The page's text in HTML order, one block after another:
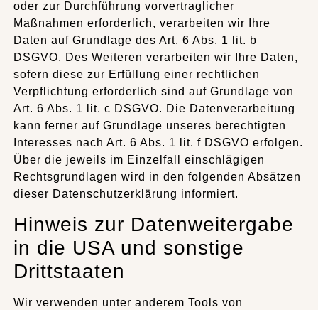
oder zur Durchführung vorvertraglicher
Maßnahmen erforderlich, verarbeiten wir Ihre
Daten auf Grundlage des Art. 6 Abs. 1 lit. b
DSGVO. Des Weiteren verarbeiten wir Ihre Daten,
sofern diese zur Erfüllung einer rechtlichen
Verpflichtung erforderlich sind auf Grundlage von
Art. 6 Abs. 1 lit. c DSGVO. Die Datenverarbeitung
kann ferner auf Grundlage unseres berechtigten
Interesses nach Art. 6 Abs. 1 lit. f DSGVO erfolgen.
Über die jeweils im Einzelfall einschlägigen
Rechtsgrundlagen wird in den folgenden Absätzen
dieser Datenschutzerklärung informiert.
Hinweis zur Datenweitergabe
in die USA und sonstige
Drittstaaten
Wir verwenden unter anderem Tools von